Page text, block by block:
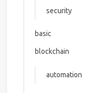
security
basic
blockchain
automation